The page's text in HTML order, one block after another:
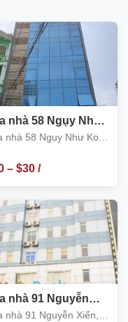
nhà 58 Ngụy Như
Tum, Quận Thanh
nhà 58 Ngụy Như Kon
– $30/
nhà 91 Nguyễn
Thanh Xuân
nhà 91 Nguyễn Xiển,